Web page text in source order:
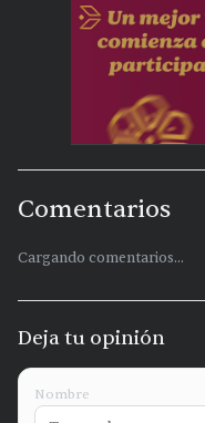
Comentarios
Cargando comentarios...
Deja tu opinión
Nombre